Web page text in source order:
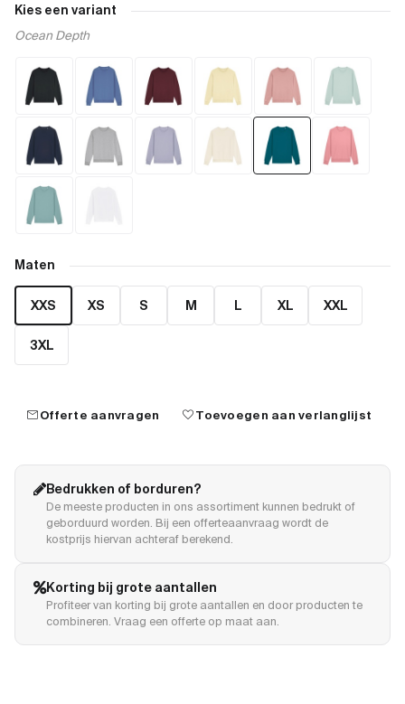
Kies een variant
Ocean Depth
Maten
XXS XS S M L XL XXL
3XL
mailOfferte aanvragen favoriteToevoegen aan verlanglijst
Bedrukken of borduren?
De meeste producten in ons assortiment kunnen bedrukt of
geborduurd worden. Bij een offerteaanvraag wordt de
kostprijs hiervan achteraf berekend.
Korting bij grote aantallen
Profiteer van korting bij grote aantallen en door producten te
combineren. Vraag een offerte op maat aan.